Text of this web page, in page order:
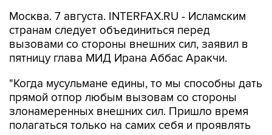
Москва. 7 августа. INTERFAX.RU - Исламским
странам следует объединиться перед
вызовами со стороны внешних сил, заявил в
пятницу глава МИД Ирана Аббас Аракчи.
"Когда мусульмане едины, то мы способны дать
прямой отпор любым вызовам со стороны
злонамеренных внешних сил. Пришло время
полагаться только на самих себя и проявлять